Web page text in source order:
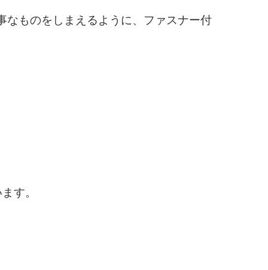
なものをしまえるように、ファスナー付
す。